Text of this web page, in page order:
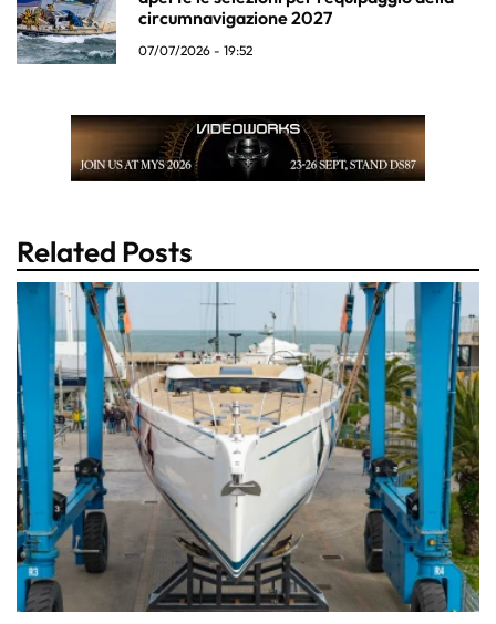
circumnavigazione 2027
07/07/2026 - 19:52
Related Posts